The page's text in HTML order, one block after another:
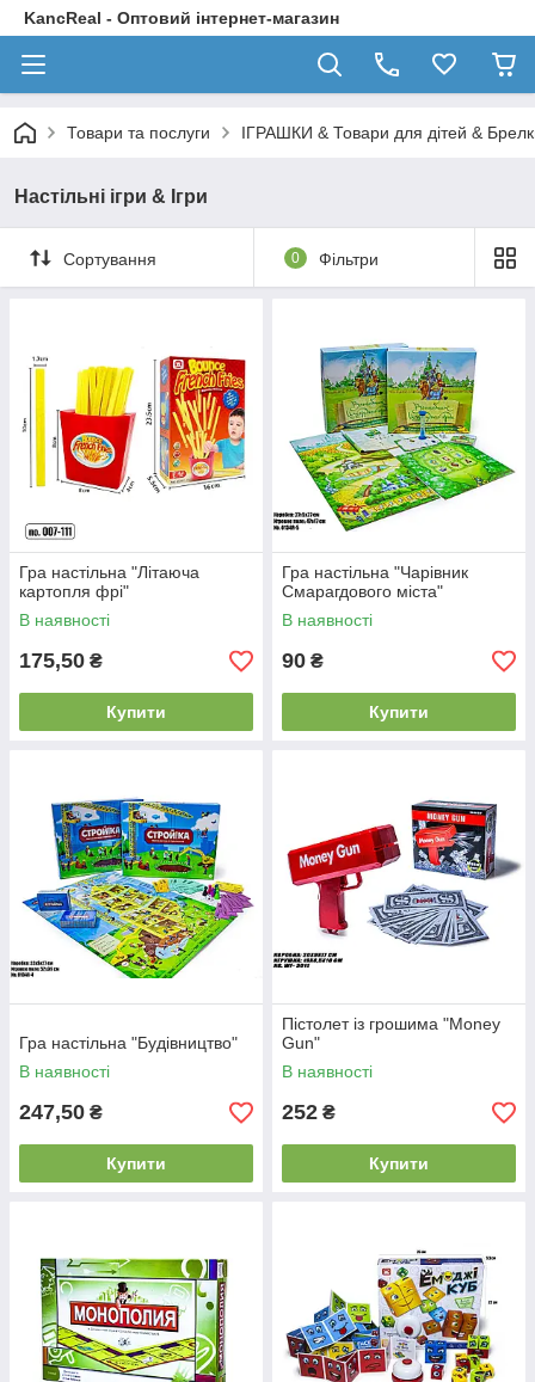
KancReal - Оптовий інтернет-магазин
Товари та послуги ІГРАШКИ & Товари для дітей &
Настільні ігри & Ігри
Сортування 0 Фільтри
Гра настільна "Літаюча
картопля фрі"
В наявності
175,50 ₴
Купити
Гра настільна "Чарівник
Смарагдового міста"
В наявності
90 ₴
Купити
Гра настільна "Будівництво"
В наявності
247,50 ₴
Купити
Пістолет із грошима "Money
Gun"
В наявності
252 ₴
Купити